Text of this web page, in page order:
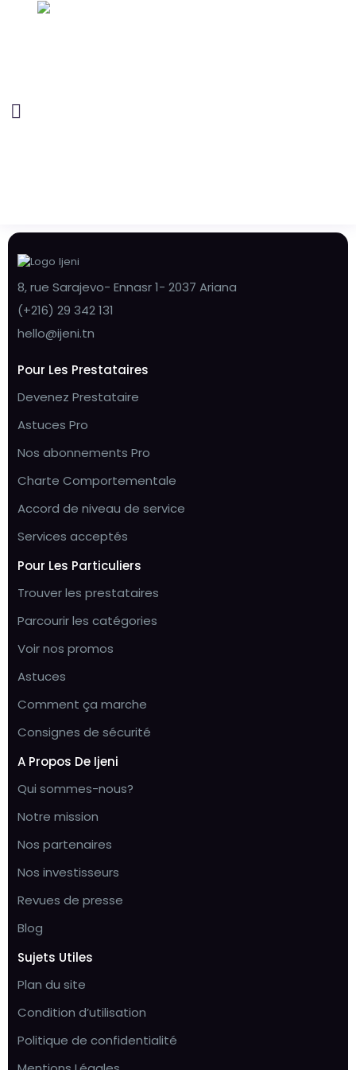
8, rue Sarajevo- Ennasr 1- 2037 Ariana
(+216) 29 342 131
hello@ijeni.tn
Pour Les Prestataires
Devenez Prestataire
Astuces Pro
Nos abonnements Pro
Charte Comportementale
Accord de niveau de service
Services acceptés
Pour Les Particuliers
Trouver les prestataires
Parcourir les catégories
Voir nos promos
Astuces
Comment ça marche
Consignes de sécurité
A Propos De Ijeni
Qui sommes-nous?
Notre mission
Nos partenaires
Nos investisseurs
Revues de presse
Blog
Sujets Utiles
Plan du site
Condition d’utilisation
Politique de confidentialité